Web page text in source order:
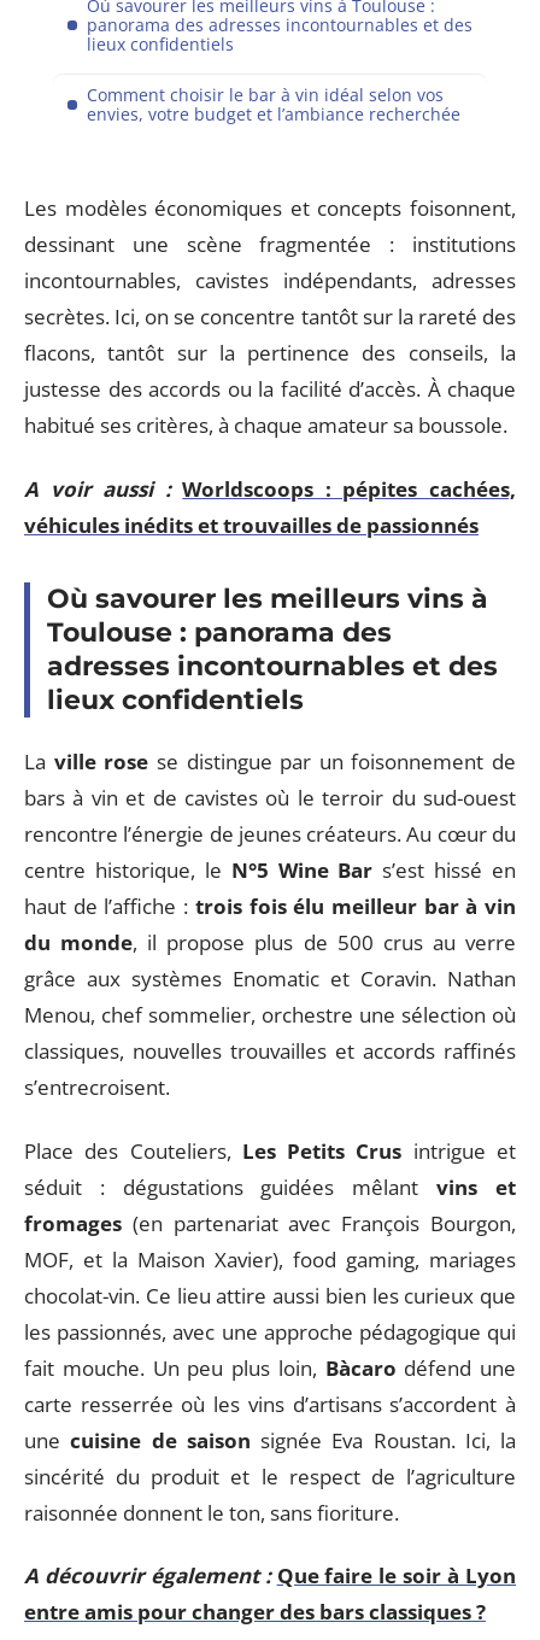
Où savourer les meilleurs vins à Toulouse :
panorama des adresses incontournables et des
lieux confidentiels
Comment choisir le bar à vin idéal selon vos
envies, votre budget et l’ambiance recherchée
Les modèles économiques et concepts foisonnent,
dessinant une scène fragmentée : institutions
incontournables, cavistes indépendants, adresses
secrètes. Ici, on se concentre tantôt sur la rareté des
flacons, tantôt sur la pertinence des conseils, la
justesse des accords ou la facilité d’accès. À chaque
habitué ses critères, à chaque amateur sa boussole.
A voir aussi : Worldscoops : pépites cachées,
véhicules inédits et trouvailles de passionnés
Où savourer les meilleurs vins à
Toulouse : panorama des
adresses incontournables et des
lieux confidentiels
La ville rose se distingue par un foisonnement de
bars à vin et de cavistes où le terroir du sud-ouest
rencontre l’énergie de jeunes créateurs. Au cœur du
centre historique, le N°5 Wine Bar s’est hissé en
haut de l’affiche : trois fois élu meilleur bar à vin
du monde, il propose plus de 500 crus au verre
grâce aux systèmes Enomatic et Coravin. Nathan
Menou, chef sommelier, orchestre une sélection où
classiques, nouvelles trouvailles et accords raffinés
s’entrecroisent.
Place des Couteliers, Les Petits Crus intrigue et
séduit : dégustations guidées mêlantvins et
fromages (en partenariat avec François Bourgon,
MOF, et la Maison Xavier), food gaming, mariages
chocolat-vin. Ce lieu attire aussi bien les curieux que
les passionnés, avec une approche pédagogique qui
fait mouche. Un peu plus loin, Bàcaro défend une
carte resserrée où les vins d’artisans s’accordent à
unecuisine de saison signée Eva Roustan. Ici, la
sincérité du produit et le respect de l’agriculture
raisonnée donnent le ton, sans fioriture.
A découvrir également : Que faire le soir à Lyon
entre amis pour changer des bars classiques ?